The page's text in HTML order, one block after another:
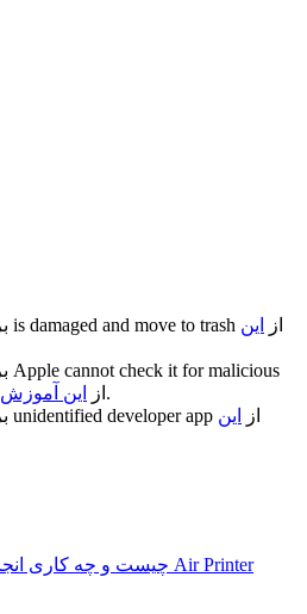
is damaged and move to trash از
این
Apple cannot check it for malicious
از این آموزش
استفاده کنید.
unidentified developer app از
این